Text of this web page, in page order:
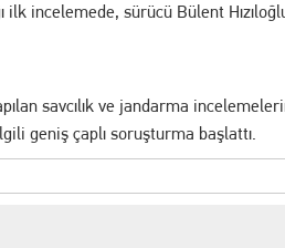
incelemede, sürücü Bülent
savcılık ve jandarma
geniş çaplı soruşturma başlattı.